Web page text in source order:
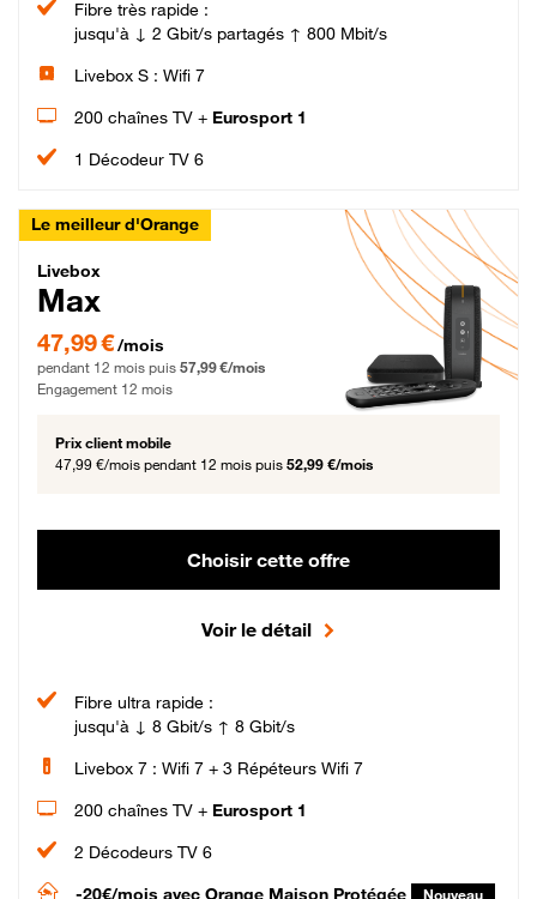
Fibre très rapide :
jusqu'à ↓ 2 Gbit/s partagés ↑ 800 Mbit/s
Livebox S : Wifi 7
200 chaînes TV + Eurosport 1
1 Décodeur TV 6
Le meilleur d'Orange
Livebox Max Fibre
Livebox
Max
47,99 € par mois pendant 12 mois puis 57,99 € par mois, Engagement 12 mois
47,99 €/mois
pendant 12 mois puis 57,99 €/mois
Engagement 12 mois
Prix client mobile
47,99 €/mois pendant 12 mois puis 52,99 €/mois
Choisir cette offre
Voir le détail
Fibre ultra rapide :
jusqu'à ↓ 8 Gbit/s ↑ 8 Gbit/s
Livebox 7 : Wifi 7 + 3 Répéteurs Wifi 7
200 chaînes TV + Eurosport 1
2 Décodeurs TV 6
-20€/mois avec Orange Maison Protégée Nouveau